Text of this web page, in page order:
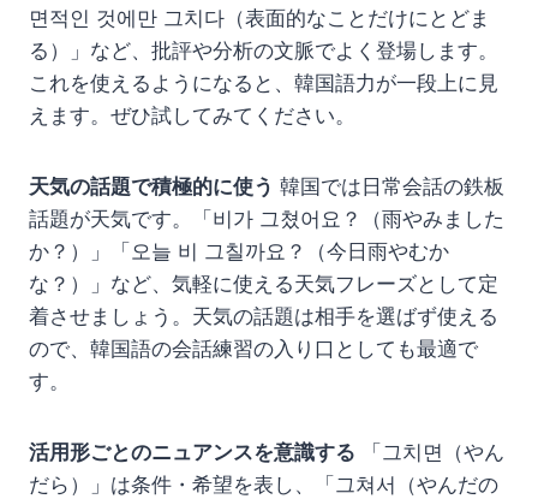
면적인 것에만 그치다（表面的なことだけにとどま
る）」など、批評や分析の文脈でよく登場します。
これを使えるようになると、韓国語力が一段上に見
えます。ぜひ試してみてください。
天気の話題で積極的に使う 韓国では日常会話の鉄板
話題が天気です。「비가 그쳤어요？（雨やみました
か？）」「오늘 비 그칠까요？（今日雨やむか
な？）」など、気軽に使える天気フレーズとして定
着させましょう。天気の話題は相手を選ばず使える
ので、韓国語の会話練習の入り口としても最適で
す。
活用形ごとのニュアンスを意識する 「그치면（やん
だら）」は条件・希望を表し、「그쳐서（やんだの